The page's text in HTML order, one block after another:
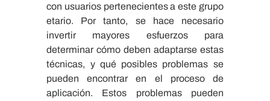
con usuarios pertenecientes a este grupo
etario. Por tanto, se hace necesario
invertir mayores esfuerzos para
determinar cómo deben adaptarse estas
técnicas, y qué posibles problemas se
pueden encontrar en el proceso de
aplicación. Estos problemas pueden